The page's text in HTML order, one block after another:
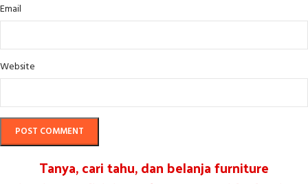
Email
Website
Tanya, cari tahu, dan belanja furniture